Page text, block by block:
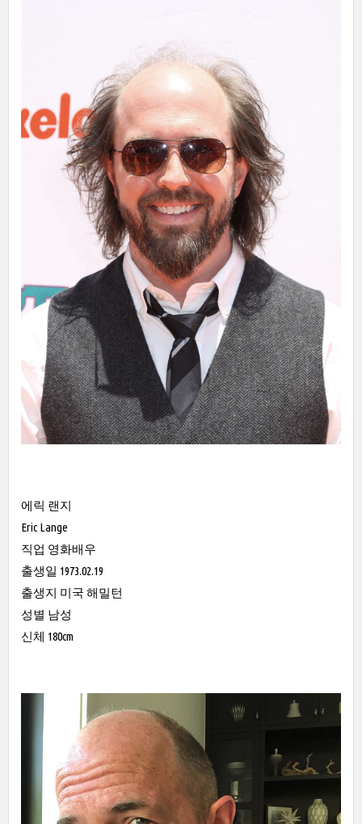
에릭 랜지
Eric Lange
직업 영화배우
출생일 1973.02.19
출생지 미국 해밀턴
성별 남성
신체 180cm